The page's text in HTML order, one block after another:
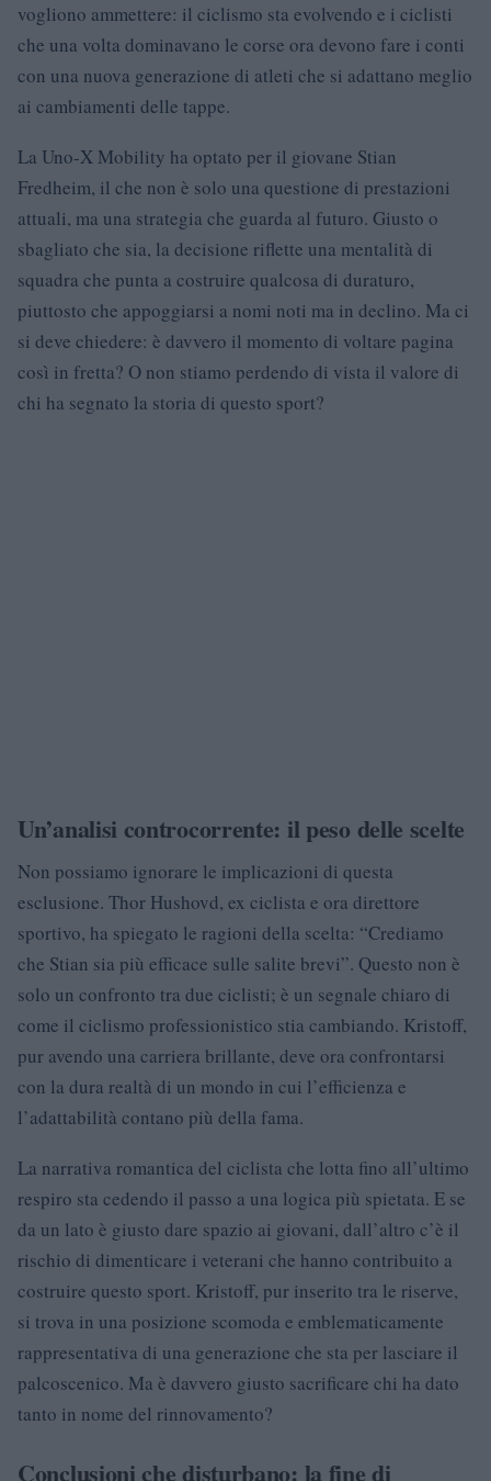
vogliono ammettere: il ciclismo sta evolvendo e i ciclisti
che una volta dominavano le corse ora devono fare i conti
con una nuova generazione di atleti che si adattano meglio
ai cambiamenti delle tappe.
La Uno-X Mobility ha optato per il giovane Stian
Fredheim, il che non è solo una questione di prestazioni
attuali, ma una strategia che guarda al futuro. Giusto o
sbagliato che sia, la decisione riflette una mentalità di
squadra che punta a costruire qualcosa di duraturo,
piuttosto che appoggiarsi a nomi noti ma in declino. Ma ci
si deve chiedere: è davvero il momento di voltare pagina
così in fretta? O non stiamo perdendo di vista il valore di
chi ha segnato la storia di questo sport?
Un’analisi controcorrente: il peso delle scelte
Non possiamo ignorare le implicazioni di questa
esclusione. Thor Hushovd, ex ciclista e ora direttore
sportivo, ha spiegato le ragioni della scelta: “Crediamo
che Stian sia più efficace sulle salite brevi”. Questo non è
solo un confronto tra due ciclisti; è un segnale chiaro di
come il ciclismo professionistico stia cambiando. Kristoff,
pur avendo una carriera brillante, deve ora confrontarsi
con la dura realtà di un mondo in cui l’efficienza e
l’adattabilità contano più della fama.
La narrativa romantica del ciclista che lotta fino all’ultimo
respiro sta cedendo il passo a una logica più spietata. E se
da un lato è giusto dare spazio ai giovani, dall’altro c’è il
rischio di dimenticare i veterani che hanno contribuito a
costruire questo sport. Kristoff, pur inserito tra le riserve,
si trova in una posizione scomoda e emblematicamente
rappresentativa di una generazione che sta per lasciare il
palcoscenico. Ma è davvero giusto sacrificare chi ha dato
tanto in nome del rinnovamento?
Conclusioni che disturbano: la fine di